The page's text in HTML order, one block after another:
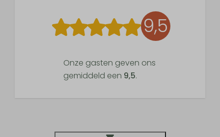
9,5
Onze gasten geven ons
gemiddeld een 9,5.